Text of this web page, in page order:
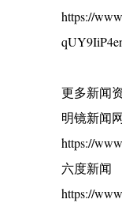
https://
更多新闻
明镜新闻
https://
六度新闻
https://